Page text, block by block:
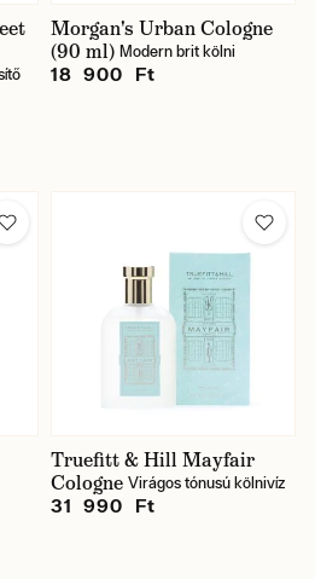
Morgan's Urban Cologne
(90 ml) Modern brit kölni
18 900 Ft
Truefitt & Hill Mayfair
Cologne Virágos tónusú kölnivíz
31 990 Ft